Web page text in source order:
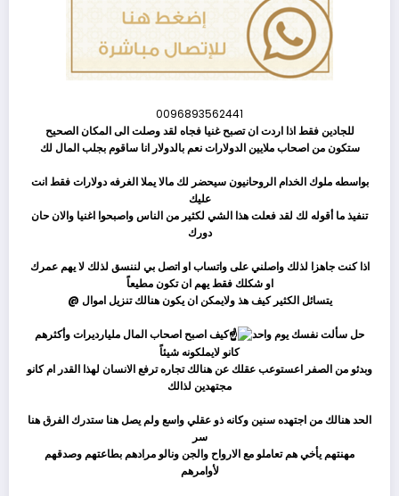
0096893562441
للجادين فقط اذا اردت ان تصبح غنيا فجاه لقد وصلت الى المكان الصحيح
ستكون من اصحاب ملايين الدولارات نعم بالدولار انا ساقوم بجلب المال لك
بواسطه ملوك الخدام الروحانيون سيحضر لك مالا يملا الغرفه دولارات فقط انت
عليك
تنفيذ ما أقوله لك لقد فعلت هذا الشي لكثير من الناس واصبحوا اغنيا والان حان
دورك
اذا كنت جاهزا لذلك واصلني على واتساب او اتصل بي لننسق لذلك لا يهم عمرك
او شكلك فقط يهم ان تكون مطيعاً
يتسائل الكثير كيف هذ ولايمكن ان يكون هنالك تنزيل اموال @
حل سألت نفسك يوم واحد
كيف اصبح اصحاب المال مليارديرات وأكثرهم
كانو لايملكونه شيئاً
وبدئو من الصفر اعستوعب عقلك عن هنالك تجاره ترفع الانسان لهذا القدر ام كانو
مجتهدين لذالك
الحد هنالك من اجتهده سنين وكانه ذو عقلي واسع ولم يصل هنا ستدرك الفرق هنا
سر
مهنتهم يأخي هم تعاملو مع الارواح والجن ونالو مرادهم بطاعتهم وصدقهم
لأوامرهم